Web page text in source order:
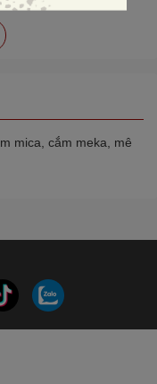
mica, cắm meka, mê